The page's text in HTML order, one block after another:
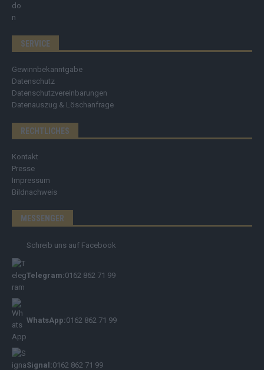
SERVICE
Gewinnbekanntgabe
Datenschutz
Datenschutzvereinbarungen
Datenauszug & Löschanfrage
RECHTLICHES
Kontakt
Presse
Impressum
Bildnachweis
MESSENGER
Schreib uns auf Facebook
Telegram:0162 862 71 99
WhatsApp:0162 862 71 99
Signal:0162 862 71 99